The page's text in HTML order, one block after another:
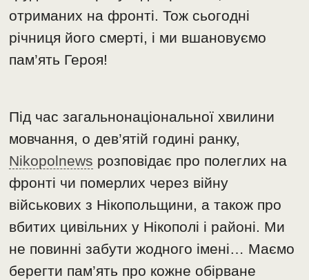
отриманих на фронті. Тож сьогодні
річниця його смерті, і ми вшановуємо
пам’ять Героя!
Під час загальнонаціональної хвилини
мовчання, о дев’ятій годині ранку,
Nikopolnews розповідає про полеглих на
фронті чи померлих через війну
військових з Нікопольщини, а також про
вбитих цивільних у Нікополі і районі. Ми
не повинні забути жодного імені… Маємо
берегти пам’ять про кожне обірване